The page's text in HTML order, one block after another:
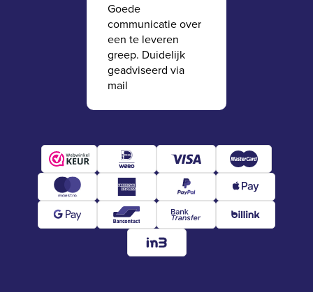
Goede
communicatie over
een te leveren
greep. Duidelijk
geadviseerd via
mail